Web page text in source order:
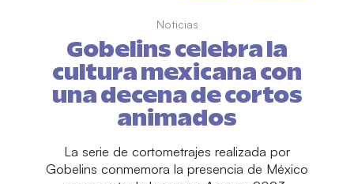
Noticias
Gobelins celebra la
cultura mexicana con
una decena de cortos
animados
La serie de cortometrajes realizada por
Gobelins conmemora la presencia de México